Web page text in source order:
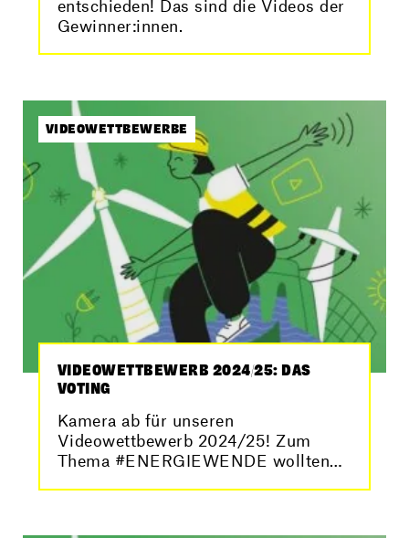
entschieden! Das sind die Videos der
Gewinner:innen.
VIDEOWETTBEWERBE
VIDEOWETTBEWERB 2024/25: DAS
VOTING
Kamera ab für unseren
Videowettbewerb 2024/25! Zum
Thema #ENERGIEWENDE wollten